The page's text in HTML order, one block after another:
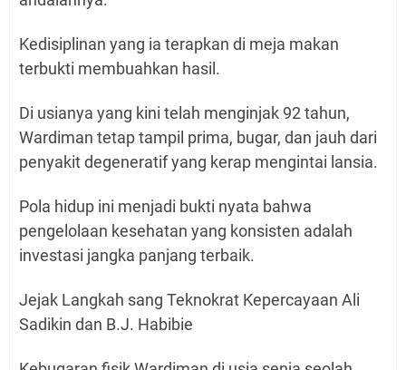
Kedisiplinan yang ia terapkan di meja makan
terbukti membuahkan hasil.
Di usianya yang kini telah menginjak 92 tahun,
Wardiman tetap tampil prima, bugar, dan jauh dari
penyakit degeneratif yang kerap mengintai lansia.
Pola hidup ini menjadi bukti nyata bahwa
pengelolaan kesehatan yang konsisten adalah
investasi jangka panjang terbaik.
Jejak Langkah sang Teknokrat Kepercayaan Ali
Sadikin dan B.J. Habibie